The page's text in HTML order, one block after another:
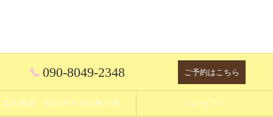
090-8049-2348 ご予約はこちら
北久里浜 心とカラダに寄り添うサロン コンセプト